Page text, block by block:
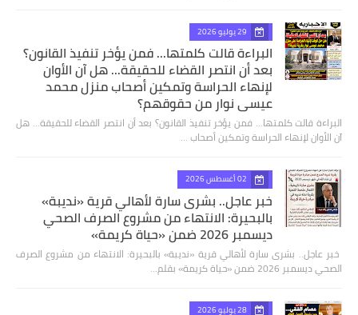
29 يوليو 2026
البراءة قالت كلمتها... فمن يؤخر تنفيذ القانون؟
بعد أن انتصر القضاء للحقيقة... هل آن الأوان
لإنهاء الحراسة وتمكين أصحاب منزل محمد
عيسى نوار من حقوقهم؟
البراءة قالت كلمتها... فمن يؤخر تنفيذ القانون؟ بعد أن انتصر القضاء للحقيقة... هل
آن الأوان لإنهاء الحراسة وتمكين أصحاب …
02 أغسطس 2026
خبر عاجل.. بشرى سارة لأهالي قرية «نديبة»
بالبحيرة: الانتهاء من مشروع الصرف الصحي
ديسمبر 2026 ضمن «حياة كريمة»
​ خبر عاجل.. بشرى سارة لأهالي قرية «نديبة» بالبحيرة: الانتهاء من مشروع الصرف
الصحي ديسمبر 2026 ضمن «حياة كريمة» بقلم…
28 يوليو 2026